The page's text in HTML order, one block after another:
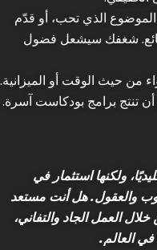
الذي تحب، أو قدّم
شغفك سيشعل فضول
من حيث الوقت أو الميزانية.
تنتج برامج بودكاست آسرة.
ولكنها استثمار في
والعقول. هل أنت مستعد
العمل الجاد والتفاني،
العالم.